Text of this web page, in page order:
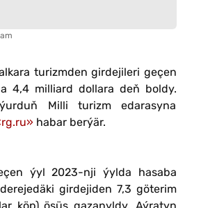
turizmden girdejileri geçen
4,4 milliard dollara deň boldy.
Milli turizm edarasyna
habar berýär.
ýyl 2023-nji ýylda hasaba
girdejiden 7,3 göterim